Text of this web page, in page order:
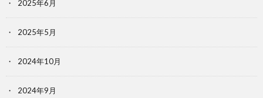
2025年6月
2025年5月
2024年10月
2024年9月